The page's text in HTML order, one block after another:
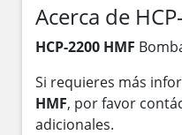
Acerca de
HCP-2200 HMF
Si requieres más
HMF, por favor
adicionales.